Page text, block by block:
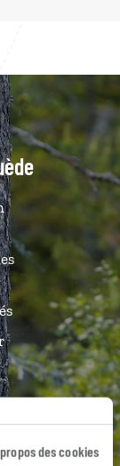
des cookies